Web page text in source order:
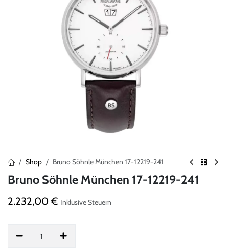
Shop Bruno Söhnle München 17-12219-241
Bruno Söhnle München 17-12219-241
2.232,00€ Inklusive Steuern